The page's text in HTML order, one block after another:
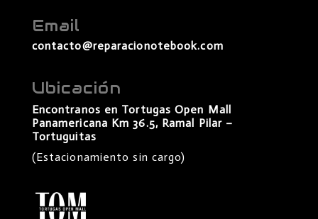
Email
contacto@reparacionotebook.com
Ubicación
Encontranos en Tortugas Open Mall
Panamericana Km 36.5, Ramal Pilar –
Tortuguitas
(Estacionamiento sin cargo)